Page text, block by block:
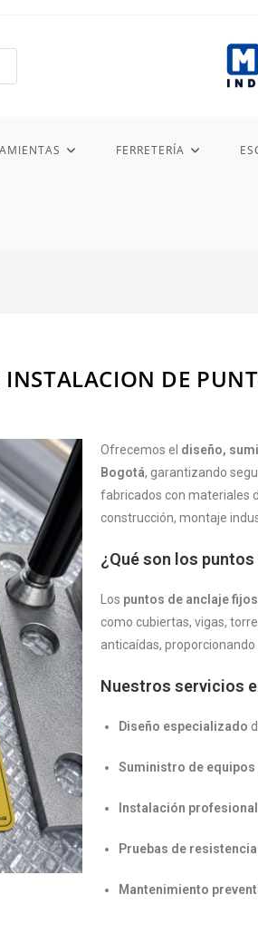
FERRETERÍA
DE
Ofrecemos el diseño,
Bogotá, garantizando
fabricados con materiales
construcción, montaje
¿Qué son los
Los puntos de anclaje
como cubiertas, vigas,
anticaídas, proporcionando
Nuestros servicios
Diseño especializado
Suministro de
Instalación profesional
Pruebas de
Mantenimiento